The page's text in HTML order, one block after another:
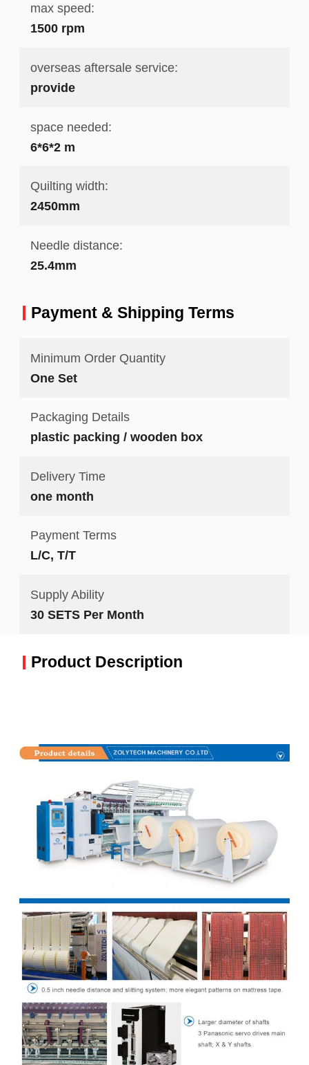
max speed:
1500 rpm
overseas aftersale service:
provide
space needed:
6*6*2 m
Quilting width:
2450mm
Needle distance:
25.4mm
Payment & Shipping Terms
Minimum Order Quantity
One Set
Packaging Details
plastic packing / wooden box
Delivery Time
one month
Payment Terms
L/C, T/T
Supply Ability
30 SETS Per Month
Product Description